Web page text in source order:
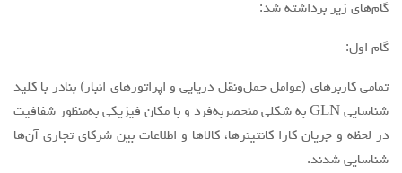
گام‌هاي زير برداشته شد:
گام اول:
تمامی کاربرهای (عوامل حمل‌ونقل دریایی و اپراتورهای انبار) بنادر با كليد
شناسايي GLN به شکلی منحصربه‌فرد و با مکان فیزیکی به‌منظور شفافیت
در لحظه و جریان کارا کانتینرها، کالاها و اطلاعات بین شرکای تجاری آن‌ها
شناسایی شدند.